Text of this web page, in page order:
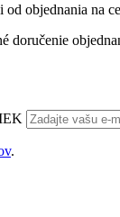
objednania na
doručenie
.